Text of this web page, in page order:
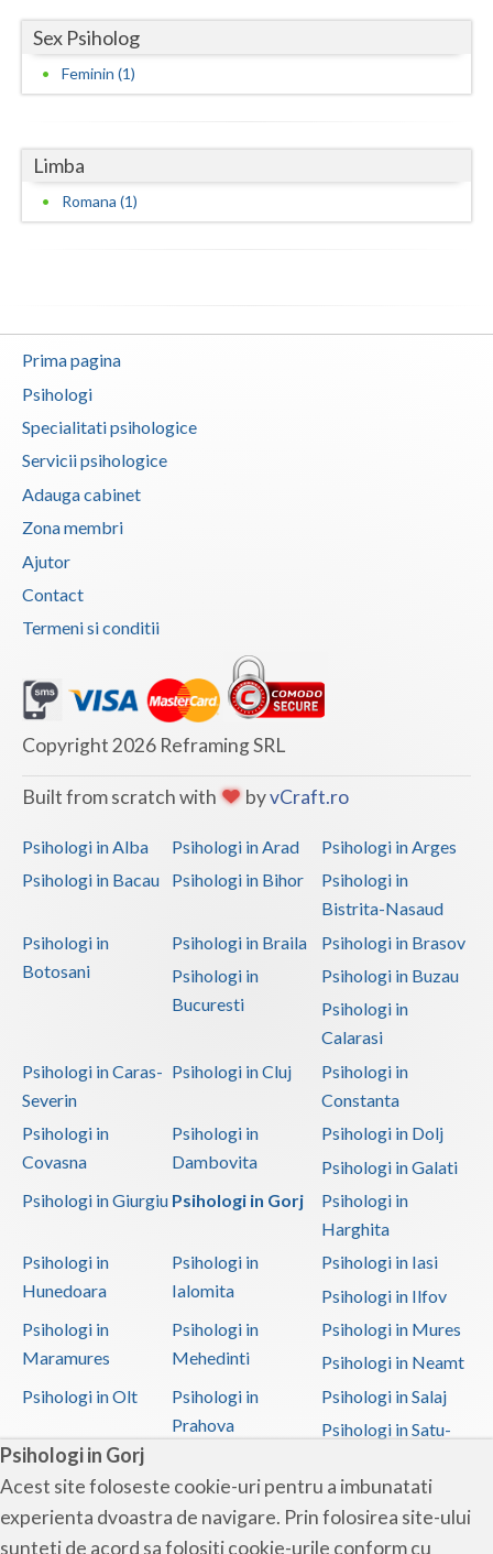
Psihologi in Gorj
Acest site foloseste cookie-uri pentru a imbunatati
experienta dvoastra de navigare. Prin folosirea site-ului
sunteti de acord sa folositi cookie-urile conform cu
Tulcea
Valcea
Vrancea
Sex Psiholog
Feminin (1)
Limba
Romana (1)
Prima pagina
Psihologi
Specialitati psihologice
Servicii psihologice
Adauga cabinet
Zona membri
Ajutor
Contact
Termeni si conditii
Copyright 2026 Reframing SRL
Built from scratch with byvCraft.ro
Psihologi in Alba Psihologi in Arad
Psihologi in Arges
Psihologi in Bacau
Psihologi in Bihor
Psihologi in
Bistrita-Nasaud
Psihologi in
Botosani
Psihologi in Braila
Psihologi in Brasov
Psihologi in
Bucuresti
Psihologi in Buzau
Psihologi in
Calarasi
Psihologi in Caras-
Severin
Psihologi in Cluj
Psihologi in
Constanta
Psihologi in
Covasna
Psihologi in
Dambovita
Psihologi in Dolj
Psihologi in Galati
Psihologi in Giurgiu Psihologi in Gorj
Psihologi in
Harghita
Psihologi in
Hunedoara
Psihologi in
Ialomita
Psihologi in Iasi
Psihologi in Ilfov
Psihologi in
Maramures
Psihologi in
Mehedinti
Psihologi in Mures
Psihologi in Neamt
Psihologi in Olt
Psihologi in
Prahova
Psihologi in Salaj
Psihologi in Satu-
Psihologi in Sibiu
Psihologi in
Suceava
Psihologi in
Teleorman